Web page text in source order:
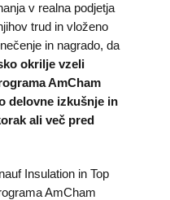
v realna podjetja
trud in vloženo
in nagrado, da
okrilje vzeli
AmCham
delovne izkušnje in
ali več pred
Insulation in Top
AmCham